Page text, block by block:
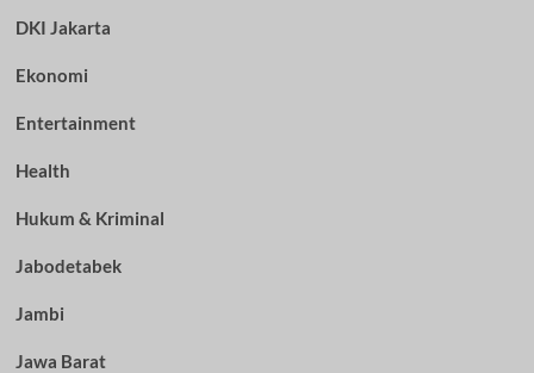
DKI Jakarta
Ekonomi
Entertainment
Health
Hukum & Kriminal
Jabodetabek
Jambi
Jawa Barat